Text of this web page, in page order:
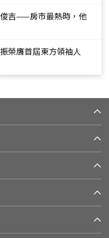
俊吉——房市最熱時，他
榮膺首屆東方領袖人